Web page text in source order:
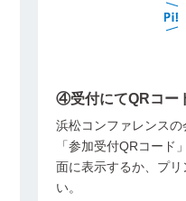
④受付にてQRコー
浜松コンファレンス
「参加受付QRコード
面に表示するか、プ
い。